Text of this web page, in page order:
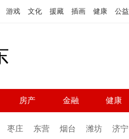
游戏 文化 援藏 插画 健康 公益
房产 金融 健康
枣庄 东营 烟台 潍坊 济宁